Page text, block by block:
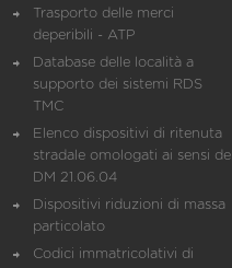
Trasporto delle merci
deperibili - ATP
Database delle località a
supporto dei sistemi RDS
TMC
Elenco dispositivi di ritenuta
stradale omologati ai sensi del
DM 21.06.04
Dispositivi riduzioni di massa
particolato
Codici immatricolativi di